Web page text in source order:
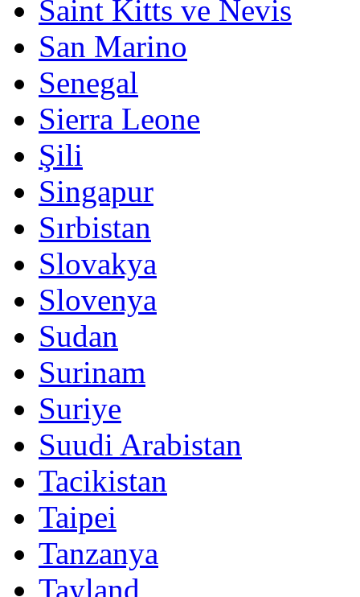
Saint Kitts ve Nevis
San Marino
Senegal
Sierra Leone
Şili
Singapur
Sırbistan
Slovakya
Slovenya
Sudan
Surinam
Suriye
Suudi Arabistan
Tacikistan
Taipei
Tanzanya
Tayland